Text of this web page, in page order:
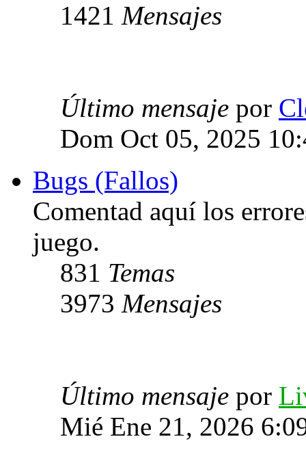
1421 Mensajes
Último mensaje por
Dom Oct 05, 2025
Bugs (Fallos)
Comentad aquí los
juego.
831 Temas
3973 Mensajes
Último mensaje por
Mié Ene 21, 2026